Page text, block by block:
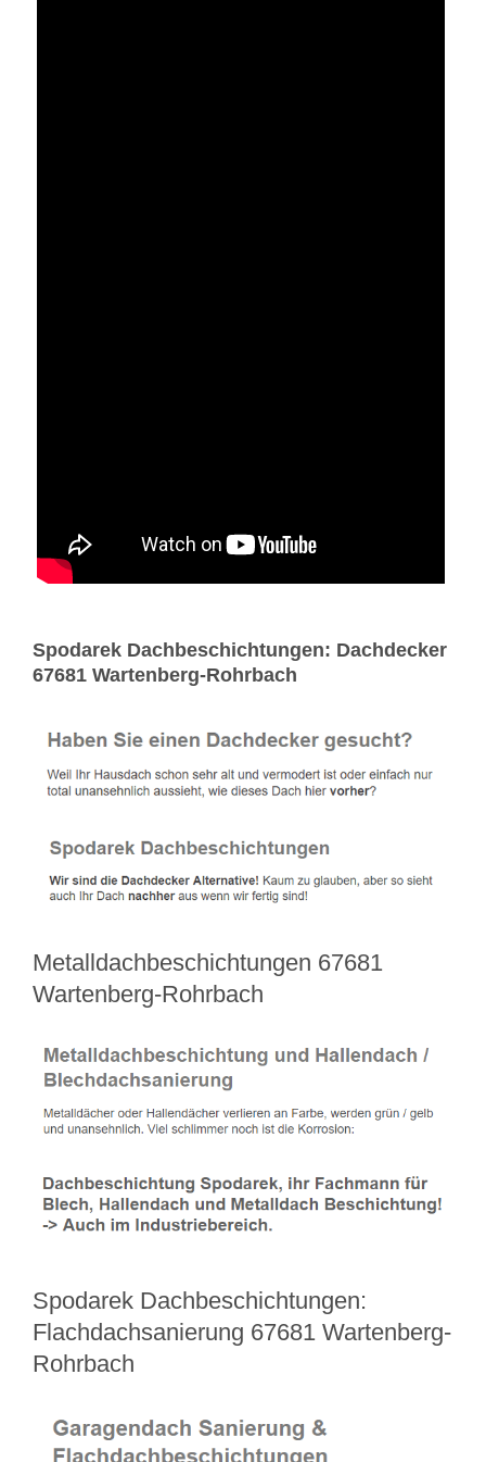
Spodarek Dachbeschichtungen: Dachdecker
67681 Wartenberg-Rohrbach
Metalldachbeschichtungen 67681
Wartenberg-Rohrbach
Spodarek Dachbeschichtungen:
Flachdachsanierung 67681 Wartenberg-
Rohrbach